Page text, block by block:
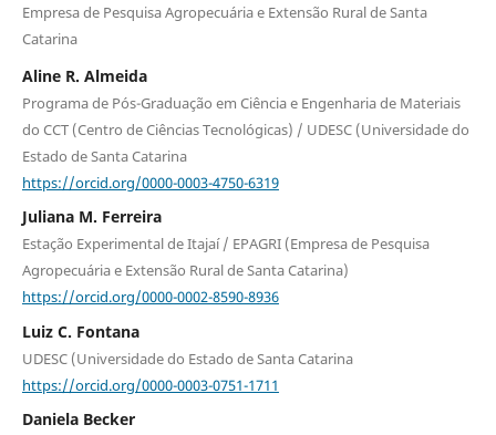
Empresa de Pesquisa Agropecuária e Extensão Rural de Santa
Catarina
Aline R. Almeida
Programa de Pós-Graduação em Ciência e Engenharia de Materiais
do CCT (Centro de Ciências Tecnológicas) / UDESC (Universidade do
Estado de Santa Catarina
https://orcid.org/0000-0003-4750-6319
Juliana M. Ferreira
Estação Experimental de Itajaí / EPAGRI (Empresa de Pesquisa
Agropecuária e Extensão Rural de Santa Catarina)
https://orcid.org/0000-0002-8590-8936
Luiz C. Fontana
UDESC (Universidade do Estado de Santa Catarina
https://orcid.org/0000-0003-0751-1711
Daniela Becker